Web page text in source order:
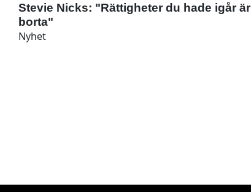
Stevie Nicks: "Rättigheter du hade igår är
borta"
Nyhet